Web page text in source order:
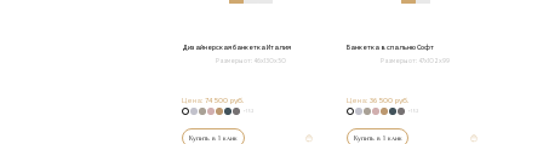
Дизайнерская банкетка Италия
Размеры от: 46х130х50
Цена: 74 500 руб.
+152
Купить в 1 клик
Банкетка в спальню Софт
Размеры от: 47х102х99
Цена:36 500 руб.
+152
Купить в 1 клик